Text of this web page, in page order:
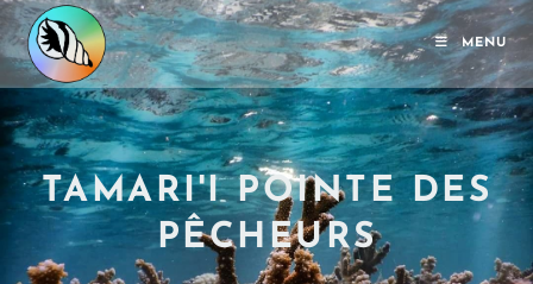
MENU
TAMARI'I POINTE DES
PÊCHEURS